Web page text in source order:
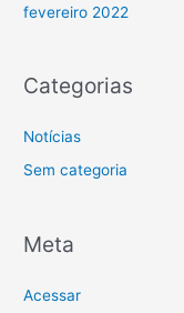
fevereiro 2022
Categorias
Notícias
Sem categoria
Meta
Acessar